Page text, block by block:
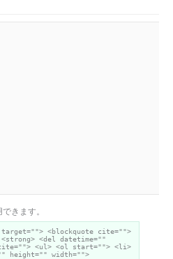
きます。
<blockquote cite="">
<strong> <del datetime=""
<ul> <ol start=""> <li>
height="" width="">